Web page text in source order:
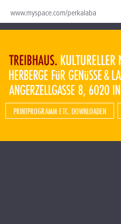
www.myspace.com/perkalaba
PRINTPROGRAMM ETC. DOWNLOADEN